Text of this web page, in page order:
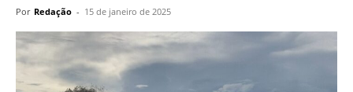
Por Redação - 15 de janeiro de 2025